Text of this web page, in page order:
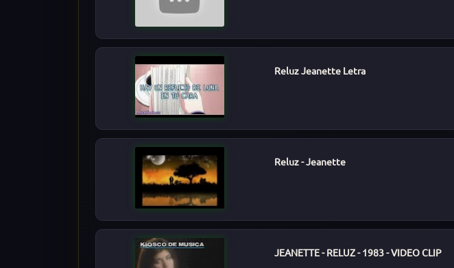
Reluz Jeanette Letra
Reluz - Jeanette
JEANETTE - RELUZ - 1983 - VIDEO CLIP